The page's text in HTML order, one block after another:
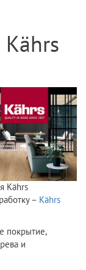
Kährs
– Kährs
покрытие,
и